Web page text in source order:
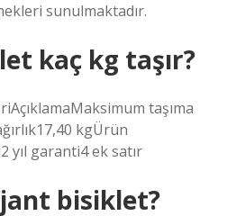
sunulmaktadır.
kaç kg taşır?
taşıma
kgÜrün
yıl garanti4 ek satır
bisiklet?